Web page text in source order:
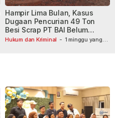
Hukum dan Kriminal - 1 minggu yang
Hampir Lima Bulan, Kasus
Dugaan Pencurian 49 Ton
Besi Scrap PT BAI Belum
Tetapkan Tersangka